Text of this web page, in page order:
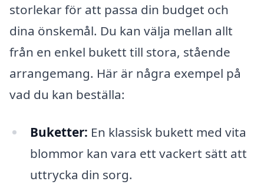
storlekar för att passa din budget och
dina önskemål. Du kan välja mellan allt
från en enkel bukett till stora, stående
arrangemang. Här är några exempel på
vad du kan beställa:
Buketter: En klassisk bukett med vita
blommor kan vara ett vackert sätt att
uttrycka din sorg.